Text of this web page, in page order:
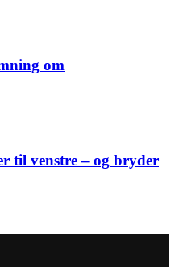
om
til venstre – og bryder